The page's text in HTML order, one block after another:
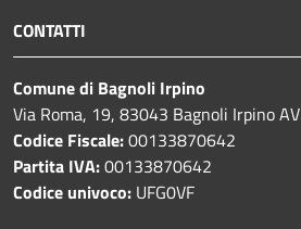
CONTATTI
Comune di Bagnoli Irpino
Via Roma, 19, 83043 Bagnoli Irpino AV
Codice Fiscale:00133870642
Partita IVA:00133870642
Codice univoco: UFG0VF